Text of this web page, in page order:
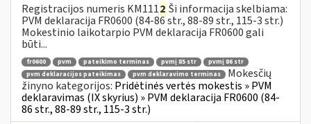
Registracijos numeris KM1112 Ši informacija skelbiama:
PVM deklaracija FR0600 (84-86 str., 88-89 str., 115-3 str.)
Mokestinio laikotarpio PVM deklaracija FR0600 gali
būti...
fr0600 pvm pateikimo terminas pvmį 85 str
pvmį 86 str
pvm deklaracijos pateikimas
pvm deklaravimo terminas
Mokesčių
žinyno kategorijos: Pridėtinės vertės mokestis » PVM
deklaravimas (IX skyrius) » PVM deklaracija FR0600 (84-
86 str., 88-89 str., 115-3 str.)